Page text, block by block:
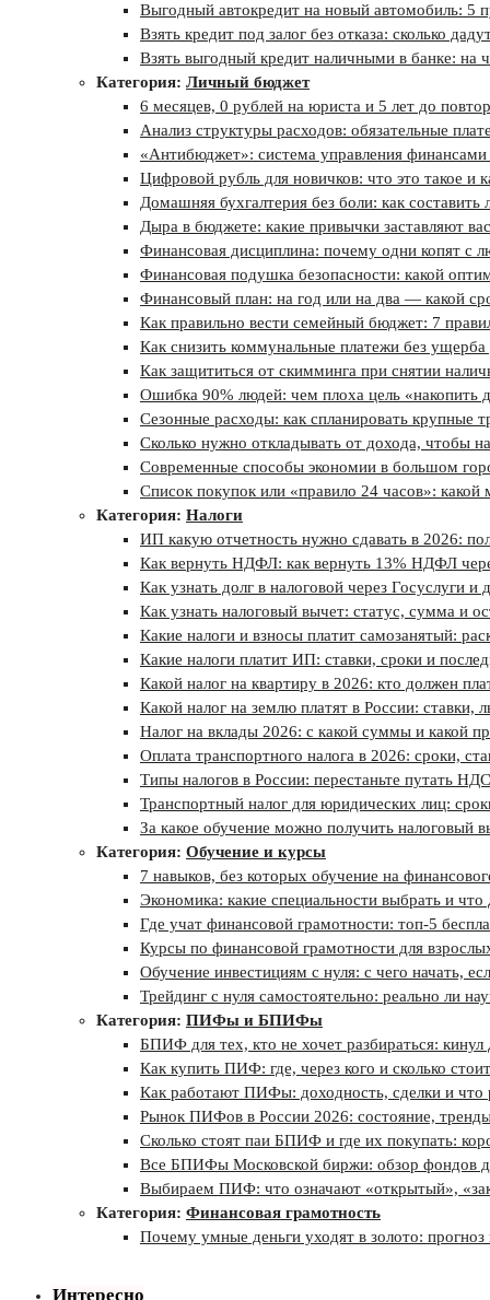
Выгодный автокредит на новый автомобиль: 5
Взять кредит под залог без отказа: сколько
Взять выгодный кредит наличными в банке: на
Категория: Личный бюджет
6 месяцев, 0 рублей на юриста и 5 лет до
Анализ структуры расходов: обязательные
«Антибюджет»: система управления финансами
Цифровой рубль для новичков: что это такое и
Домашняя бухгалтерия без боли: как
Дыра в бюджете: какие привычки заставляют
Финансовая дисциплина: почему одни копят с
Финансовая подушка безопасности: какой
Финансовый план: на год или на два — какой
Как правильно вести семейный бюджет: 7
Как снизить коммунальные платежи без
Как защититься от скимминга при снятии
Ошибка 90% людей: чем плоха цель «накопить
Сезонные расходы: как спланировать крупные
Сколько нужно откладывать от дохода, чтобы
Современные способы экономии в большом
Список покупок или «правило 24 часов»:
Категория: Налоги
ИП какую отчетность нужно сдавать в 2026:
Как вернуть НДФЛ: как вернуть 13% НДФЛ
Как узнать долг в налоговой через Госуслуги
Как узнать налоговый вычет: статус, сумма и
Какие налоги и взносы платит самозанятый:
Какие налоги платит ИП: ставки, сроки и
Какой налог на квартиру в 2026: кто должен
Какой налог на землю платят в России: ставки,
Налог на вклады 2026: с какой суммы и какой
Оплата транспортного налога в 2026: сроки,
Типы налогов в России: перестаньте путать
Транспортный налог для юридических лиц:
За какое обучение можно получить налоговый
Категория: Обучение и курсы
7 навыков, без которых обучение на
Экономика: какие специальности выбрать и
Где учат финансовой грамотности: топ‑5
Курсы по финансовой грамотности для
Обучение инвестициям с нуля: с чего начать,
Трейдинг с нуля самостоятельно: реально ли
Категория: ПИФы и БПИФы
БПИФ для тех, кто не хочет разбираться:
Как купить ПИФ: где, через кого и сколько
Как работают ПИФы: доходность, сделки и что
Рынок ПИФов в России 2026: состояние,
Сколько стоят паи БПИФ и где их покупать:
Все БПИФы Московской биржи: обзор фондов
Выбираем ПИФ: что означают «открытый»,
Категория: Финансовая грамотность
Почему умные деньги уходят в золото: прогноз
Интересно